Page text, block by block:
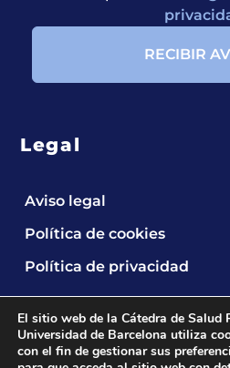
Legal
Aviso legal
Política de cookies
Política de privacidad
El sitio web de la Cátedra de Salud
Universidad de Barcelona utiliza
con el fin de gestionar sus